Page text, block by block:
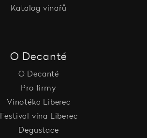
Katalog vinařů
O Decanté
O Decanté
Pro firmy
Vinotéka Liberec
Festival vína Liberec
Degustace